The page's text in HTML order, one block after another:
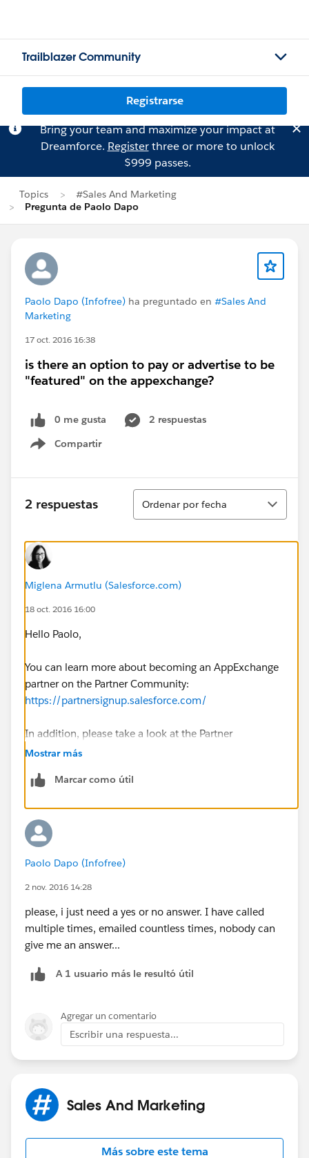
Trailblazer Community
Registrarse
Bring your team and maximize your impact at
Dreamforce. Registerthree or more to unlock
$999 passes.
Topics
#Sales And Marketing
Pregunta de Paolo Dapo
Paolo Dapo (Infofree) ha preguntado en #Sales And
Marketing
17 oct. 2016 16:38
is there an option to pay or advertise to be
"featured" on the appexchange?
0 me gusta
2 respuestas
Compartir
Show menu
2 respuestas
Ordenar
Ordenar por fecha
Miglena Armutlu (Salesforce.com)
18 oct. 2016 16:00
Hello Paolo,
You can learn more about becoming an AppExchange
partner on the Partner Community:
https://partnersignup.salesforce.com/
In addition, please take a look at the Partner
Community for App Vendors for more information: ​
ors/overview
Hope this helps!
Mostrar más
Marcar como útil
Paolo Dapo (Infofree)
2 nov. 2016 14:28
please, i just need a yes or no answer. I have called
multiple times, emailed countless times, nobody can
give me an answer...
A 1 usuario más le resultó útil
Agregar un comentario
Escribir una respuesta...
Sales And Marketing
Más sobre este tema